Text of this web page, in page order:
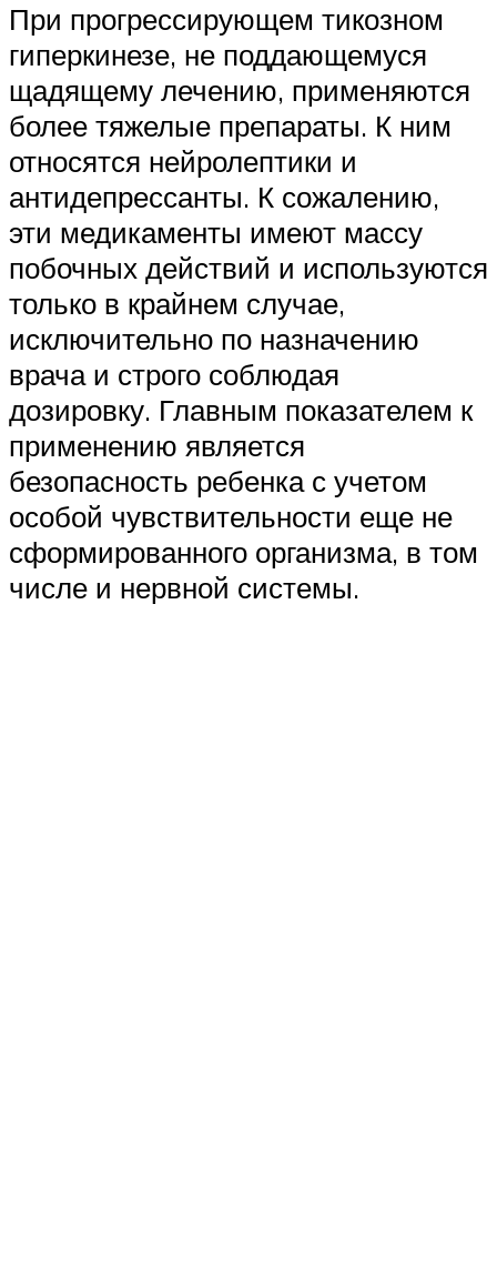
При прогрессирующем тикозном
гиперкинезе, не поддающемуся
щадящему лечению, применяются
более тяжелые препараты. К ним
относятся нейролептики и
антидепрессанты. К сожалению,
эти медикаменты имеют массу
побочных действий и используются
только в крайнем случае,
исключительно по назначению
врача и строго соблюдая
дозировку. Главным показателем к
применению является
безопасность ребенка с учетом
особой чувствительности еще не
сформированного организма, в том
числе и нервной системы.